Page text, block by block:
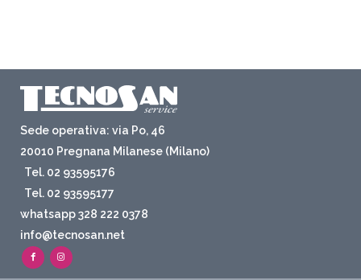
Sede operativa: via Po, 46
20010 Pregnana Milanese (Milano)
Tel. 02 93595176
Tel. 02 93595177
whatsapp 328 222 0378
info@tecnosan.net